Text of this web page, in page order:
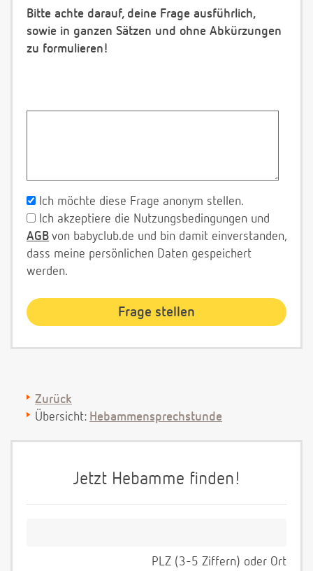
Bitte achte darauf, deine Frage ausführlich,
sowie in ganzen Sätzen und ohne Abkürzungen
zu formulieren!
Ich möchte diese Frage anonym stellen.
Ich akzeptiere die Nutzungsbedingungen und
AGB von babyclub.de und bin damit einverstanden,
dass meine persönlichen Daten gespeichert
werden.
Zurück
Übersicht: Hebammensprechstunde
Jetzt Hebamme finden!
PLZ (3-5 Ziffern) oder Ort